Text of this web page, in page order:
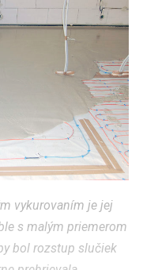
vykurovaním je jej
s malým priemerom
bol rozstup slučiek